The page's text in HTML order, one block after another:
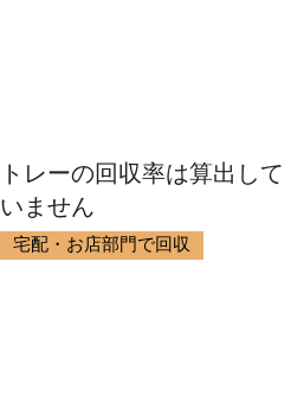
トレーの回収率は算出して
いません
宅配・お店部門で回収